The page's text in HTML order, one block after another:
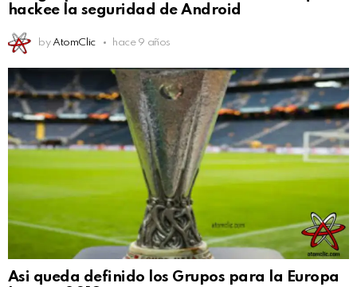
hackee la seguridad de Android
by AtomClic hace 9 años
Asi queda definido los Grupos para la Europa